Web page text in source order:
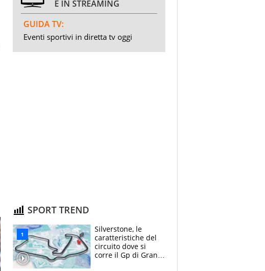
E IN STREAMING
GUIDA TV:
Eventi sportivi in diretta tv oggi
SPORT TREND
Silverstone, le
caratteristiche del
circuito dove si
corre il Gp di Gran